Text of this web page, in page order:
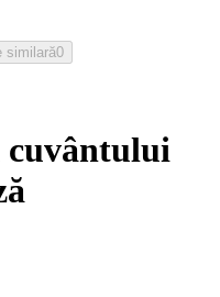
similară0
cuvântului